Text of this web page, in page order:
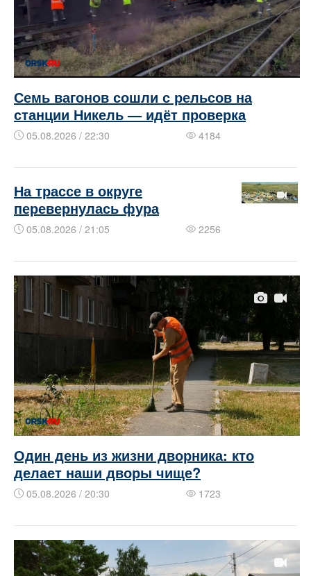
Семь вагонов сошли с рельсов на
станции Никель — идёт проверка
05.08.2026 / 22:30 4184
На трассе в округе
перевернулась фура
05.08.2026 / 21:05 2256
Один день из жизни дворника: кто
делает наши дворы чище?
05.08.2026 / 20:30 1723